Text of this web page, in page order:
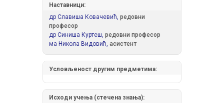
Наставници:
др Славиша Ковачевић, редовни
професор
др Синиша Куртеш, редовни професор
ма Никола Видовић, асистент
Условљеност другим предметима:
Исходи учења (стечена знања):